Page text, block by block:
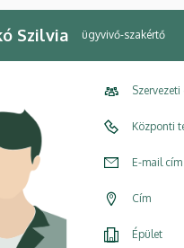
Szilvia ügyvivő-szakértő
Központi
E-mail cím
Cím
Épület